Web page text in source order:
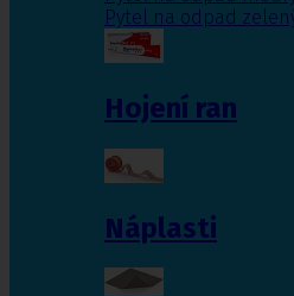
Pytel na odpad
Hojení ran
Náplasti